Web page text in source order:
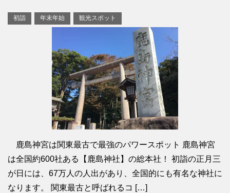
初詣 年末年始 観光スポット
鹿島神宮は関東最古で最強のパワースポット 鹿島神宮
は全国約600社ある【鹿島神社】の総本社！ 初詣の正月三
が日には、67万人の人出があり、全国的にも有名な神社に
なります。 関東最古と呼ばれるコ […]